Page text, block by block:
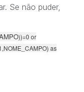
Se não puder,
))=0 or
as